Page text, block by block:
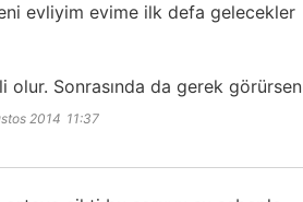
evliyim evime ilk defa gelecekler
olur. Sonrasında da gerek görürsen
2014 11:37